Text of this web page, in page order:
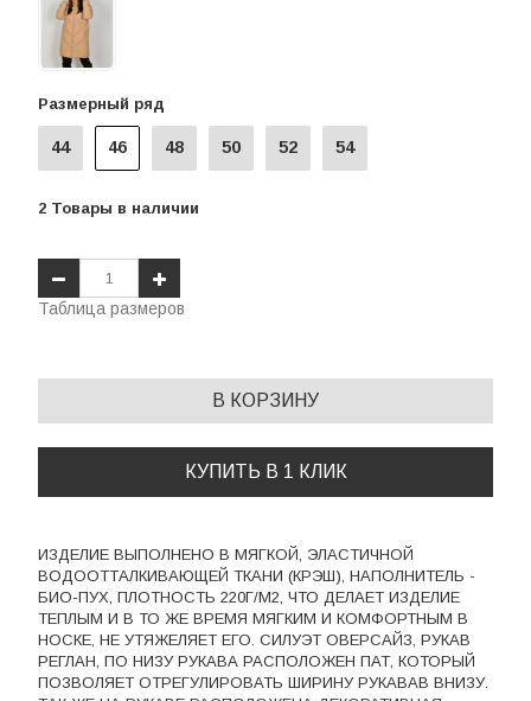
44 46 48 50 52 54
2 Товары в наличии
Таблица размеров
В КОРЗИНУ
КУПИТЬ В 1 КЛИК
ИЗДЕЛИЕ ВЫПОЛНЕНО В МЯГКОЙ, ЭЛАСТИЧНОЙ
ВОДООТТАЛКИВАЮЩЕЙ ТКАНИ (КРЭШ), НАПОЛНИТЕЛЬ -
БИО-ПУХ, ПЛОТНОСТЬ 220Г/М2, ЧТО ДЕЛАЕТ ИЗДЕЛИЕ
ТЕПЛЫМ И В ТО ЖЕ ВРЕМЯ МЯГКИМ И КОМФОРТНЫМ В
НОСКЕ, НЕ УТЯЖЕЛЯЕТ ЕГО. СИЛУЭТ ОВЕРСАЙЗ, РУКАВ
РЕГЛАН, ПО НИЗУ РУКАВА РАСПОЛОЖЕН ПАТ, КОТОРЫЙ
ПОЗВОЛЯЕТ ОТРЕГУЛИРОВАТЬ ШИРИНУ РУКАВАВ ВНИЗУ.